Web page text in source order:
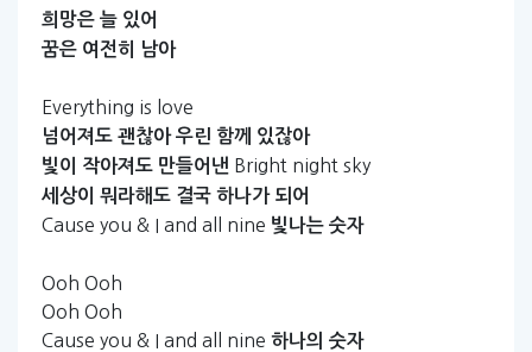
희망은 늘 있어
꿈은 여전히 남아
Everything is love
넘어져도 괜찮아 우린 함께
있잖아
빛이
작아져도 만들어낸 Bright night sky
세상이 뭐라해도 결국 하나가 되어
Cause you & I and all nine 빛나는 숫자
Ooh Ooh
Ooh Ooh
Cause you & I and all nine 하나의 숫자